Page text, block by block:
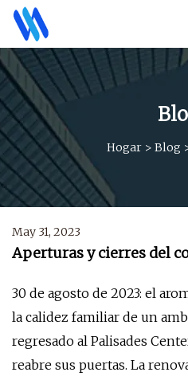
Hogar> Blog
May 31, 2023
Aperturas y cierres del
30 de agosto de 2023: el
la calidez familiar de un
regresado al Palisades
reabre sus puertas. La